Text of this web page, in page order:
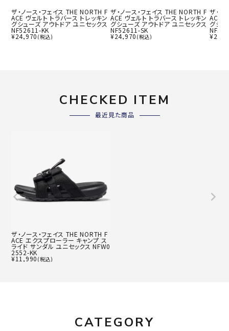
ザ・ノース・フェイス THE NORTH F
ACE ヴェルト トラバース トレッキン
グシューズ アウトドア ユニセックス
NF52611-KK
¥24,970 (税込)
ザ・ノース・フェイス THE NORTH F
ACE ヴェルト トラバース トレッキン
グシューズ アウトドア ユニセックス
NF52611-SK
¥24,970 (税込)
ザ・ノ
ACE
グシ
¥
CHECKED ITEM
最近見た商品
ザ・ノース・フェイス THE NORTH F
ACE エクスプローラー キャンプ ス
ライド サンダル ユニセックス NFW0
2552-KK
¥11,990 (税込)
CATEGORY